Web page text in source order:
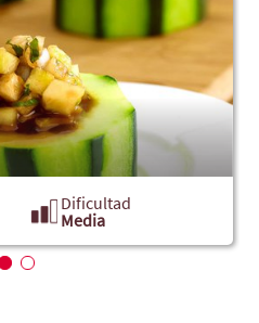
Dificultad
Media